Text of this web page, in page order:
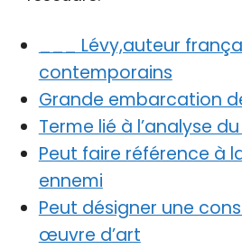
___ Lévy,auteur
contemporains
Grande embarcation
Terme lié à l’analyse
Peut faire référence à
ennemi
Peut désigner une
œuvre d’art